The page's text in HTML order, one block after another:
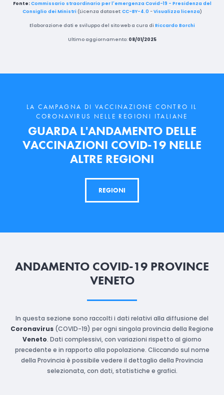
Fonte: Commissario straordinario per l'emergenza Covid-19 - Presidenza del
Consiglio dei Ministri (Licenza dataset:CC-BY-4.0 -Visualizza licenza)
Elaborazione dati e sviluppo del sito web a cura di Riccardo Borchi
Ultimo aggiornamento: 08/01/2025
LA CAMPAGNA DI VACCINAZIONE CONTRO IL
CORONAVIRUS NELLE REGIONI ITALIANE
GUARDA L'ANDAMENTO DELLE
VACCINAZIONI COVID-19 NELLE
ALTRE REGIONI
REGIONI
ANDAMENTO COVID-19 PROVINCE
VENETO
In questa sezione sono raccolti i dati relativi alla diffusione del
Coronavirus (COVID-19) per ogni singola provincia della Regione
Veneto. Dati complessivi, con variazioni rispetto al giorno
precedente e in rapporto alla popolazione. Cliccando sul nome
della Provincia è possibile vedere il dettaglio della Provincia
selezionata, con dati, statistiche e grafici.